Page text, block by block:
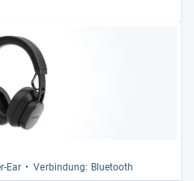
​Ear Ver­bin­dung: Blue­tooth